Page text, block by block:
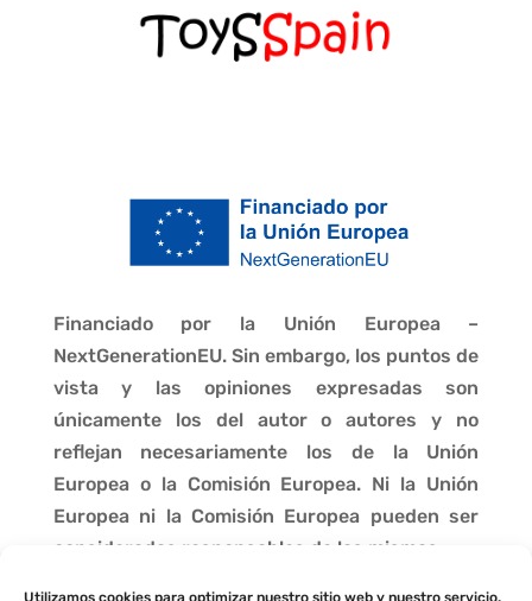
Utilizamos cookies para optimizar nuestro sitio web y nuestro servicio.
Financiado por la Unión Europea –
NextGenerationEU. Sin embargo, los puntos de
vista y las opiniones expresadas son
únicamente los del autor o autores y no
reflejan necesariamente los de la Unión
Europea o la Comisión Europea. Ni la Unión
Europea ni la Comisión Europea pueden ser
consideradas responsables de las mismas.